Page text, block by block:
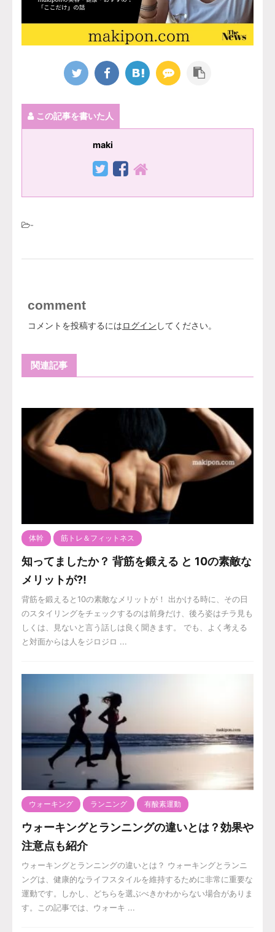
この記事を書いた人
maki
-
comment
コメントを投稿するにはログイン してください。
関連記事
体幹 筋トレ＆フィットネス
知ってましたか？ 背筋を鍛える と 10の素敵な
メリットが⁈
背筋を鍛えると10の素敵なメリットが！ 出かける時に、その日
のスタイリングをチェックするのは前身だけ、後ろ姿はチラ見も
しくは、見ないと言う話しは良く聞きます。 でも、よく考える
と対面からは人をジロジロ ...
ウォーキング ランニング 有酸素運動
ウォーキングとランニングの違いとは？効果や
注意点も紹介
ウォーキングとランニングの違いとは？ ウォーキングとランニ
ングは、健康的なライフスタイルを維持するために非常に重要な
運動です。しかし、どちらを選ぶべきかわからない場合がありま
す。この記事では、ウォーキ ...